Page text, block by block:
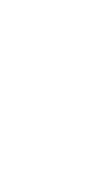
führt die
durch. Erst
oder
der Tätigkeit
erhalten